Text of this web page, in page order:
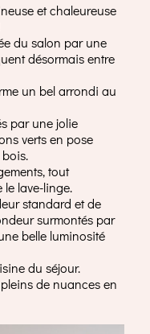
et chaleureuse
du salon par une
désormais entre
un bel arrondi au
par une jolie
verts en pose
tout
le lave-linge.
standard et de
surmontés par
belle luminosité
du séjour.
de nuances en